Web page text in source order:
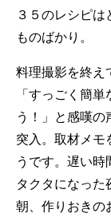
３５のレシピ
ものばかり。
料理撮影を終え
「すっごく簡
う！」と感嘆の
突入。取材メモ
うです。遅い時
タクタになった
朝、作りおきの